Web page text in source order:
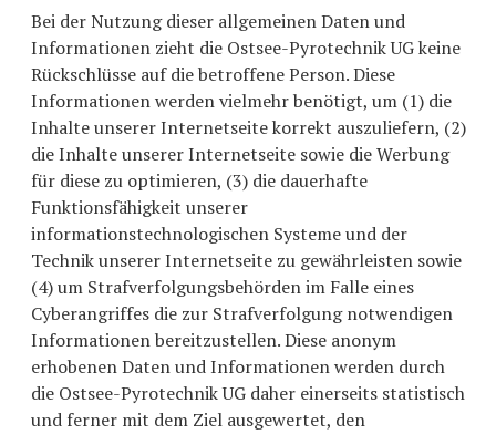
Bei der Nutzung dieser allgemeinen Daten und
Informationen zieht die Ostsee-Pyrotechnik UG keine
Rückschlüsse auf die betroffene Person. Diese
Informationen werden vielmehr benötigt, um (1) die
Inhalte unserer Internetseite korrekt auszuliefern, (2)
die Inhalte unserer Internetseite sowie die Werbung
für diese zu optimieren, (3) die dauerhafte
Funktionsfähigkeit unserer
informationstechnologischen Systeme und der
Technik unserer Internetseite zu gewährleisten sowie
(4) um Strafverfolgungsbehörden im Falle eines
Cyberangriffes die zur Strafverfolgung notwendigen
Informationen bereitzustellen. Diese anonym
erhobenen Daten und Informationen werden durch
die Ostsee-Pyrotechnik UG daher einerseits statistisch
und ferner mit dem Ziel ausgewertet, den